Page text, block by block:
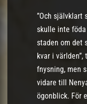
”Och självklart
skulle inte
staden om det
kvar i
fnysning, men
vidare till
ögonblick. För